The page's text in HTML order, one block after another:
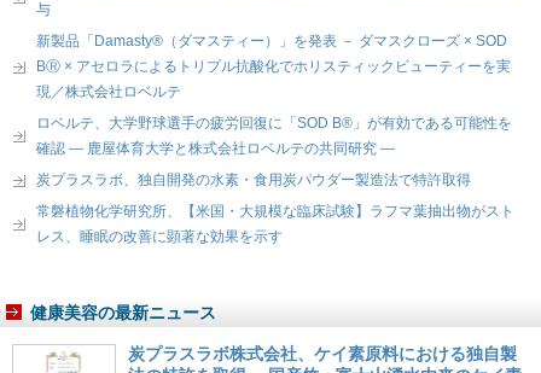
与
新製品「Damasty®（ダマスティー）」を発表 － ダマスクローズ × SOD
BⓇ × アセロラによるトリプル抗酸化でホリスティックビューティーを実
現／株式会社ロベルテ
ロベルテ、大学野球選手の疲労回復に「SOD B®」が有効である可能性を
確認 ― 鹿屋体育大学と株式会社ロベルテの共同研究 ―
炭プラスラボ、独自開発の水素・食用炭パウダー製造法で特許取得
常磐植物化学研究所、【米国・大規模な臨床試験】ラフマ葉抽出物がスト
レス、睡眠の改善に顕著な効果を示す
健康美容の最新ニュース
炭プラスラボ株式会社、ケイ素原料における独自製